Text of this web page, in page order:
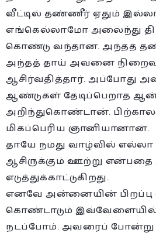
வீட்டில் தண்ணீர் ஏதும்
எங்கெல்லாமோ அலைந்து
கொண்டு வந்தான். அந்தத்
அந்தத் தாய் அவனை
ஆசிர்வதித்தார்.
ஆண்டுகள் தேடிப்பெறாத
அறிந்துகொண்டான்.
மிகப்பெரிய ஞானியானான்.
தாயே நமது வாழ்வில் எல்லா
ஆசிருக்கும் ஊற்று என்பதை
எடுத்துக்காட்டுகிறது.
எனவே அன்னையின் பிறப்பு
கொண்டாடும்
நடப்போம். அவரைப் போன்று